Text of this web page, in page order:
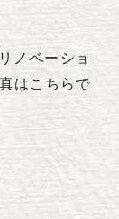
ノベーショ
はこちらで